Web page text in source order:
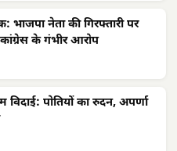
भाजपा नेता की गिरफ्तारी पर
के गंभीर आरोप
विदाई: पोतियों का रुदन, अपर्णा